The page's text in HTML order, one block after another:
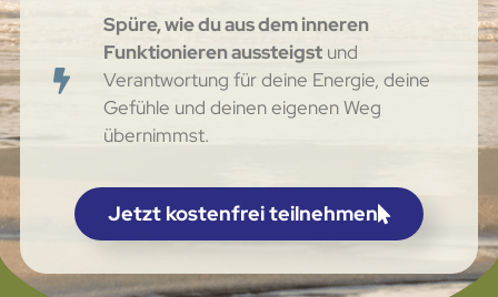
Spüre, wie du aus dem inneren
Funktionieren aussteigstund
Verantwortung für deine Energie, deine
Gefühle und deinen eigenen Weg
übernimmst.
Jetzt kostenfrei teilnehmen